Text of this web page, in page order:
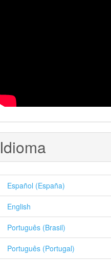
Idioma
Español (España)
English
Português (Brasil)
Português (Portugal)